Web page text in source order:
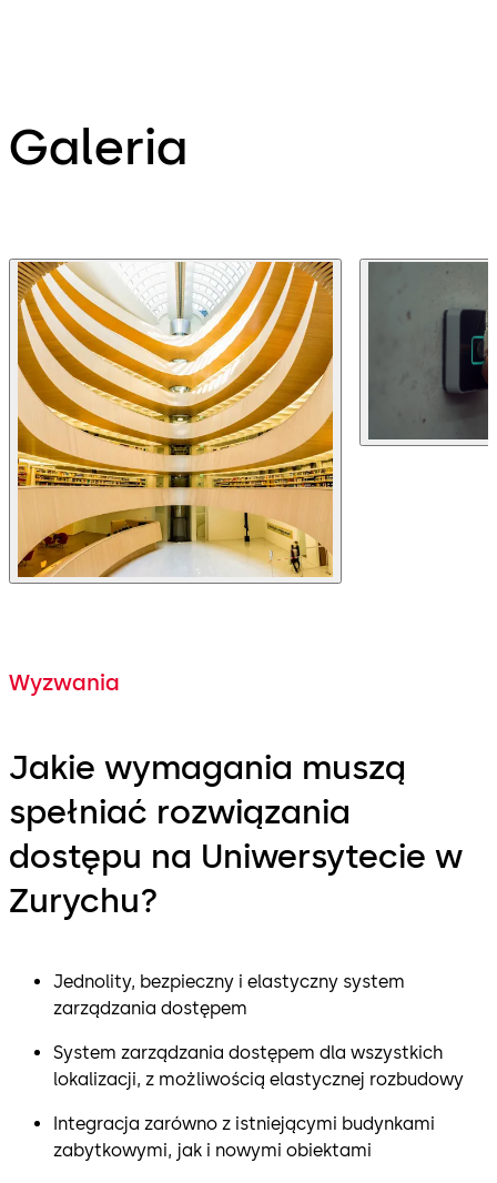
Galeria
Wyzwania
Jakie wymagania muszą
spełniać rozwiązania
dostępu na Uniwersytecie w
Zurychu?
Jednolity, bezpieczny i elastyczny system
zarządzania dostępem
System zarządzania dostępem dla wszystkich
lokalizacji, z możliwością elastycznej rozbudowy
Integracja zarówno z istniejącymi budynkami
zabytkowymi, jak i nowymi obiektami